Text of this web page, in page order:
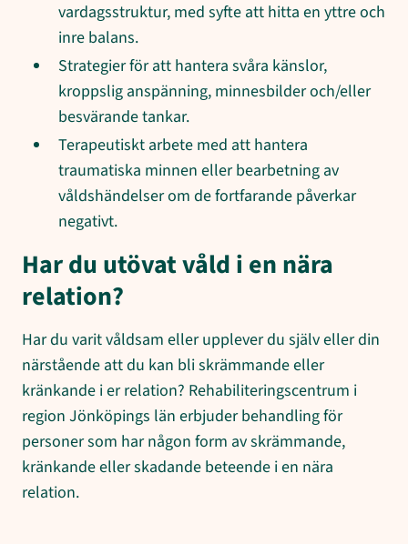
vardagsstruktur, med syfte att hitta en yttre och
inre balans.
Strategier för att hantera svåra känslor,
kroppslig anspänning, minnesbilder och/eller
besvärande tankar.
Terapeutiskt arbete med att hantera
traumatiska minnen eller bearbetning av
våldshändelser om de fortfarande påverkar
negativt.
Har du utövat våld i en nära
relation?
Har du varit våldsam eller upplever du själv eller din
närstående att du kan bli skrämmande eller
kränkande i er relation? Rehabiliteringscentrum i
region Jönköpings län erbjuder behandling för
personer som har någon form av skrämmande,
kränkande eller skadande beteende i en nära
relation.